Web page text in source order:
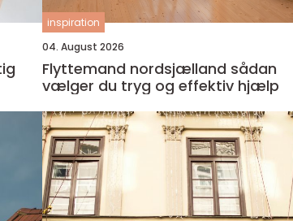
inspiration
04. August 2026
Flyttemand nordsjælland sådan
vælger du tryg og effektiv hjælp